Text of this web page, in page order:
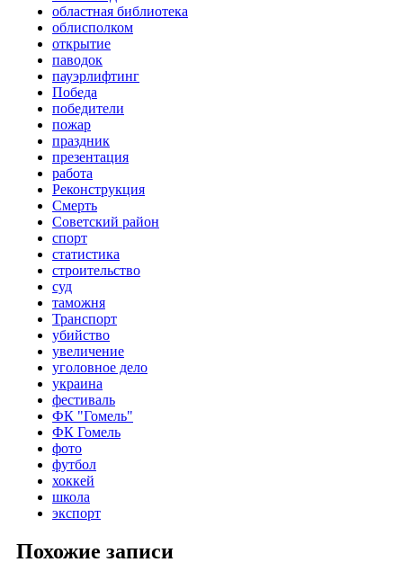
областная библиотека
облисполком
открытие
паводок
пауэрлифтинг
Победа
победители
пожар
праздник
презентация
работа
Реконструкция
Смерть
Советский район
спорт
статистика
строительство
суд
таможня
Транспорт
убийство
увеличение
уголовное дело
украина
фестиваль
ФК "Гомель"
ФК Гомель
фото
футбол
хоккей
школа
экспорт
Похожие записи